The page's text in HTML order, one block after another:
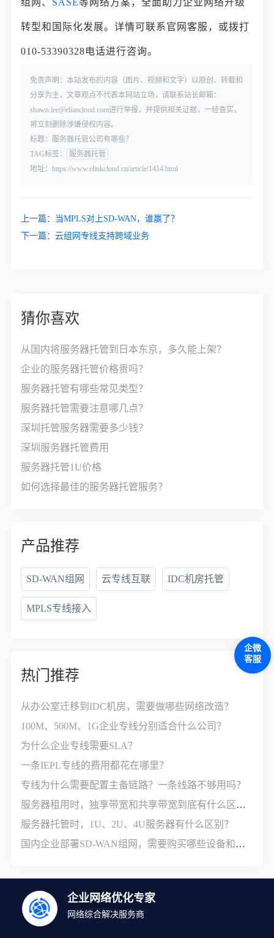
转型和国际化发展。详情可联系官网客服，或拨打
010-53390328电话进行咨询。
免责声明：本站发布的内容（图片、视频和文字）以原创、转载和
分享为主，文章观点不代表本网站立场，请联系站长邮箱：
shawn.lee@eliancloud.com进行举报，并提供相关证据，一经查实，
将立刻删除涉嫌侵权内容。
标题：服务器托管公司有哪些？
TAG标签：
服务器托管
地址：https://www.elinkcloud.cn/article/1414.html
上一篇： 当MPLS对上SD-WAN，谁赢了？
下一篇：云组网专线支持跨域业务
猜你喜欢
从国内将服务器托管到日本东京，多久能上架？
企业的服务器托管价格贵吗？
服务器托管有哪些常见类型？
服务器托管需要注意哪几点？
深圳托管服务器需要多少钱？
深圳服务器托管费用
服务器托管1U价格
如何选择最佳的服务器托管服务？
产品推荐
SD-WAN组网 云专线互联 IDC机房托管
MPLS专线接入
热门推荐
从办公室迁移到IDC机房，需要做哪些网络改造？
100M、500M、1G企业专线分别适合什么公司？
为什么企业专线需要SLA？
一条IEPL专线的费用都花在哪里？
专线为什么需要配置主备链路？一条线路不够用吗？
服务器租用时，独享带宽和共享带宽到底有什么区别？
服务器托管时，1U、2U、4U服务器有什么区别？
国内企业部署SD-WAN组网，需要购买哪些设备和服务？
企业网络优化专家
网络综合解决服务商
企微
客服